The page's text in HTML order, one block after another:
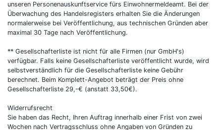
unseren Personenauskunftservice fürs Einwohnermeldeamt. Bei der
Überwachung des Handelsregisters erhalten Sie die Änderungen
normalerweise bei Veröffentlichung, aus technischen Gründen aber
maximal 30 Tage nach Veröffentlichung.
** Gesellschafterliste ist nicht für alle Firmen (nur GmbH's)
verfügbar. Falls keine Gesellschafterliste veröffentlicht wurde, wird
selbstverständlich für die Gesellschafterliste keine Gebühr
berechnet. Beim Komplett-Angebot beträgt der Preis ohne
Gesellschafterliste 29,-€ (anstatt 33,50€).
Widerrufsrecht
Sie haben das Recht, Ihren Auftrag innerhalb einer Frist von zwei
Wochen nach Vertragsschluss ohne Angaben von Gründen zu